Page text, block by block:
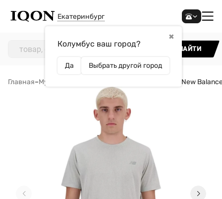
Екатеринбург
✖
Колумбус ваш город?
Да Выбрать другой город
НАЙТИ
Главная–Мужчинам Футболка New